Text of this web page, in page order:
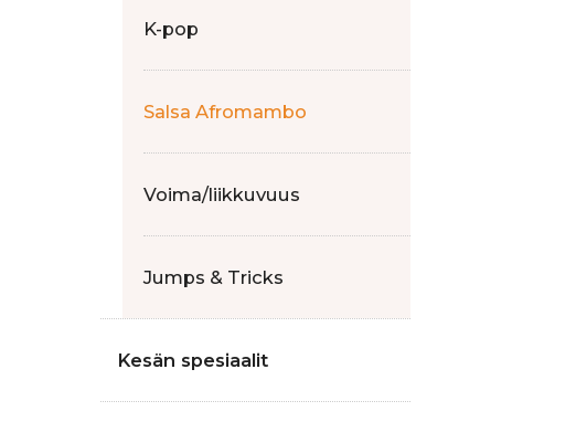
K-pop
Salsa Afromambo
Voima/liikkuvuus
Jumps & Tricks
Kesän spesiaalit